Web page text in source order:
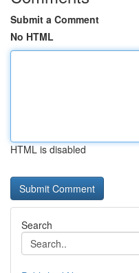
Submit a Comment
No HTML
HTML is disabled
Search